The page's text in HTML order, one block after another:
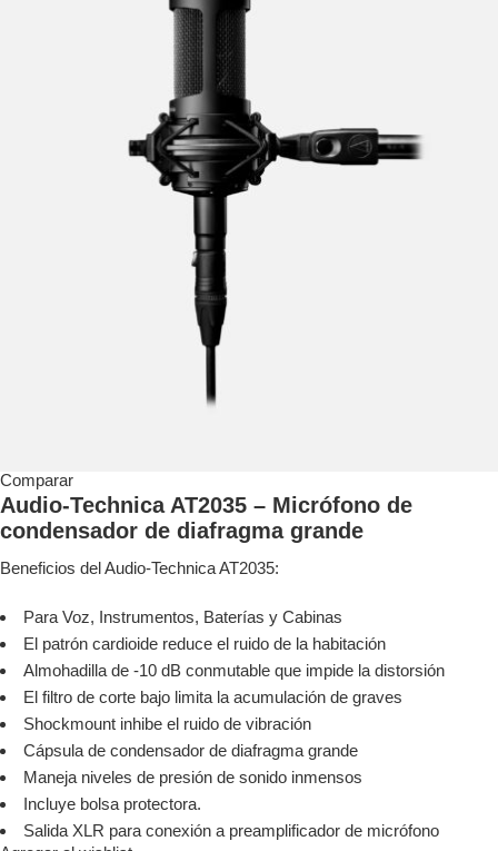
Comparar
Audio-Technica AT2035 – Micrófono de
condensador de diafragma grande
Beneficios del Audio-Technica AT2035:
Para Voz, Instrumentos, Baterías y Cabinas
El patrón cardioide reduce el ruido de la habitación
Almohadilla de -10 dB conmutable que impide la distorsión
El filtro de corte bajo limita la acumulación de graves
Shockmount inhibe el ruido de vibración
Cápsula de condensador de diafragma grande
Maneja niveles de presión de sonido inmensos
Incluye bolsa protectora.
Salida XLR para conexión a preamplificador de micrófono